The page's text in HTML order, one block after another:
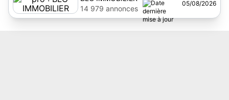
14 979 annonces
05/08/2026